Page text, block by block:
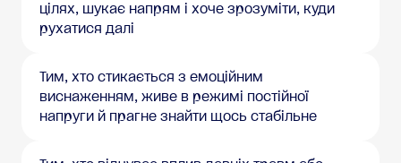
цілях, шукає напрям і хоче зрозуміти, куди
рухатися далі
Тим, хто стикається з емоційним
виснаженням, живе в режимі постійної
напруги й прагне знайти щось стабільне